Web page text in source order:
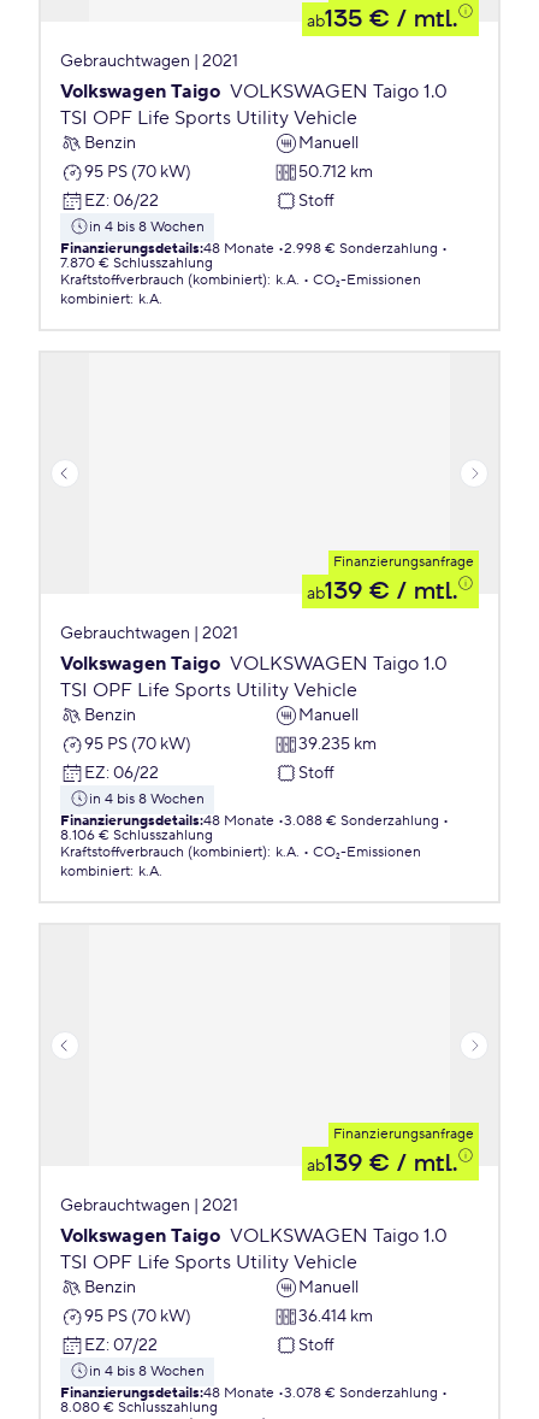
ab135 € / mtl.
Gebrauchtwagen | 2021
Volkswagen Taigo VOLKSWAGEN Taigo 1.0
TSI OPF Life Sports Utility Vehicle
Benzin
Manuell
95 PS (70 kW)
50.712 km
EZ: 06/22 Stoff
in 4 bis 8 Wochen
Finanzierungsdetails:48 Monate 2.998 € Sonderzahlung
7.870 € Schlusszahlung
Kraftstoffverbrauch (kombiniert): k.A.
CO₂-Emissionen
kombiniert: k.A.
Finanzierungsanfrage
ab139 € / mtl.
Gebrauchtwagen | 2021
Volkswagen Taigo VOLKSWAGEN Taigo 1.0
TSI OPF Life Sports Utility Vehicle
Benzin
Manuell
95 PS (70 kW)
39.235 km
EZ: 06/22 Stoff
in 4 bis 8 Wochen
Finanzierungsdetails:48 Monate 3.088 € Sonderzahlung
8.106 € Schlusszahlung
Kraftstoffverbrauch (kombiniert): k.A.
CO₂-Emissionen
kombiniert: k.A.
Finanzierungsanfrage
ab139 € / mtl.
Gebrauchtwagen | 2021
Volkswagen Taigo VOLKSWAGEN Taigo 1.0
TSI OPF Life Sports Utility Vehicle
Benzin
Manuell
95 PS (70 kW)
36.414 km
EZ: 07/22 Stoff
in 4 bis 8 Wochen
Finanzierungsdetails:48 Monate 3.078 € Sonderzahlung
8.080 € Schlusszahlung